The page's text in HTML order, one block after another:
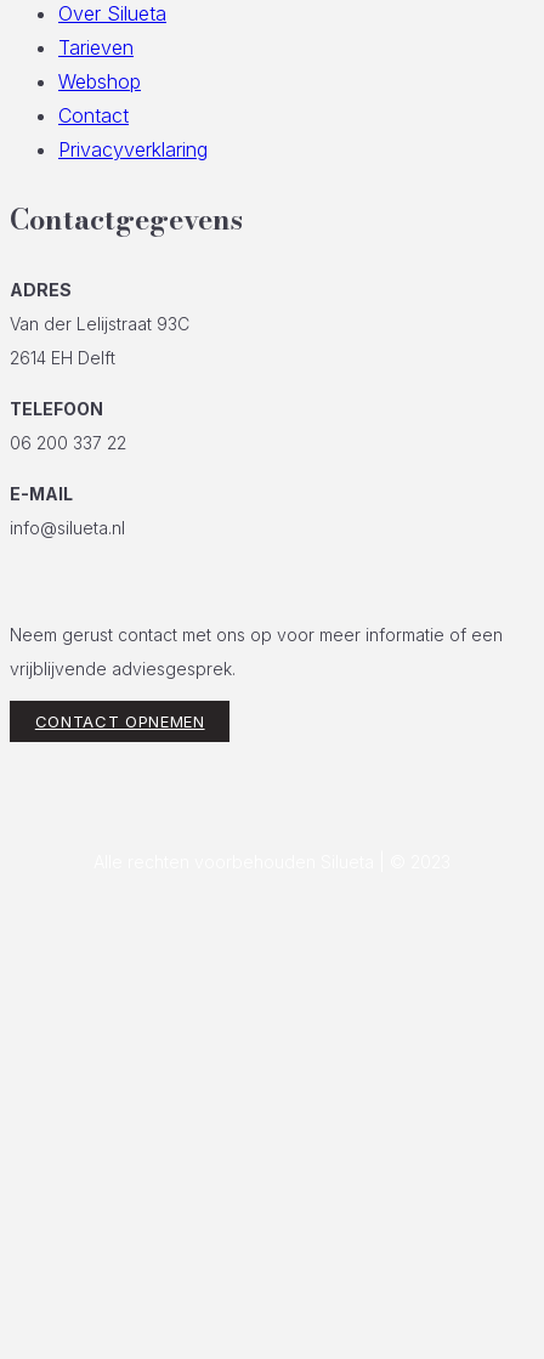
Over Silueta
Tarieven
Webshop
Contact
Privacyverklaring
Contactgegevens
ADRES
Van der Lelijstraat 93C
2614 EH Delft
TELEFOON
06 200 337 22
E-MAIL
info@silueta.nl
Neem gerust contact met ons op voor meer informatie of een
vrijblijvende adviesgesprek.
CONTACT OPNEMEN